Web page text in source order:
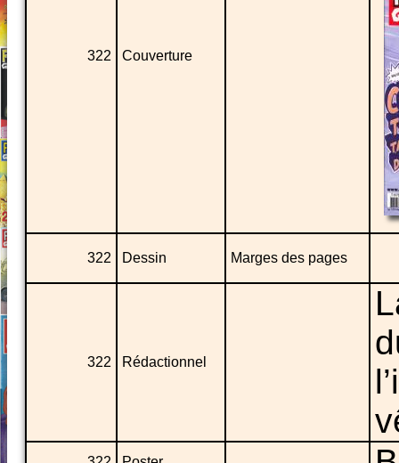
322 Couverture
322 Dessin Marges des pages
322 Rédactionnel